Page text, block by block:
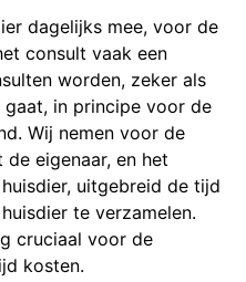
dagelijks mee, voor de
consult vaak een
worden, zeker als
gaat, in principe voor de
Wij nemen voor de
eigenaar, en het
uitgebreid de tijd
te verzamelen.
cruciaal voor de
kosten.